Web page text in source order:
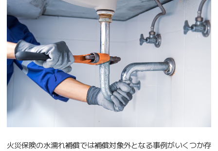
火災保険の水濡れ補償では補償対象外となる事例がいくつか存